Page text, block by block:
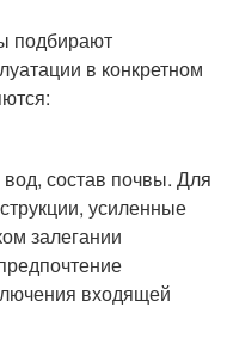
подбирают
в конкретном
состав почвы. Для
усиленные
залегании
входящей